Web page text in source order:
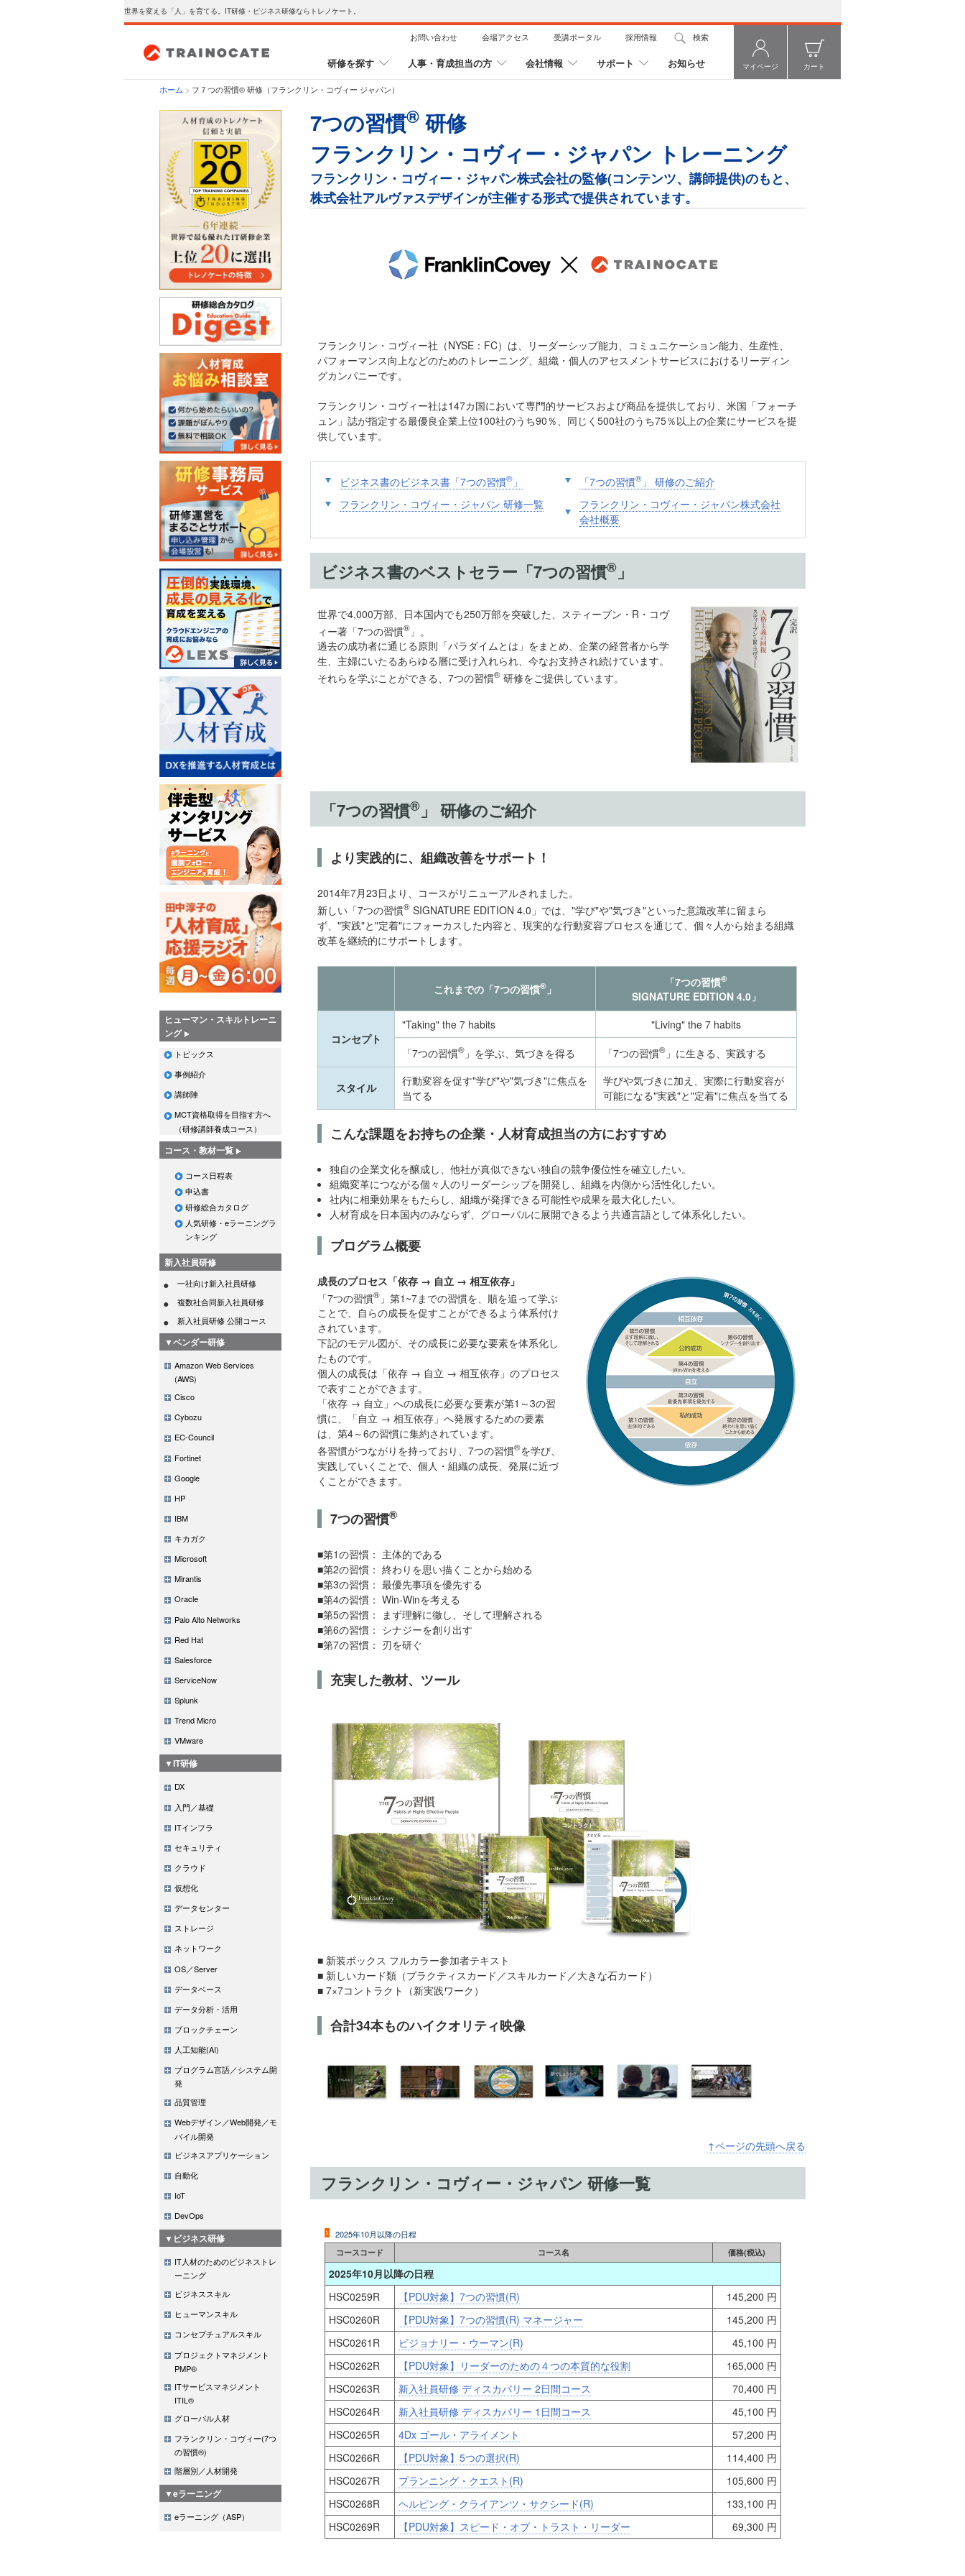
世界を変える「人」を育てる。IT研修・ビジネス研修ならトレノケート。
お問い合わせ 会場アクセス 受講ポータル 採用情報 検索
研修を探す 人事・育成担当の方 会社情報 サポート お知らせ マイページ カート
ホーム > フ７つの習慣® 研修（フランクリン・コヴィー ジャパン）
ヒューマン・スキルトレーニ
ング
トピックス
事例紹介
講師陣
MCT資格取得を目指す方へ
（研修講師養成コース）
コース・教材一覧
コース日程表
申込書
研修総合カタログ
人気研修・eラーニングラ
ンキング
新入社員研修
一社向け新入社員研修
複数社合同新入社員研修
新入社員研修 公開コース
▼ベンダー研修
Amazon Web Services
(AWS)
Cisco
Cybozu
EC-Council
Fortinet
Google
HP
IBM
キカガク
Microsoft
Mirantis
Oracle
Palo Alto Networks
Red Hat
Salesforce
ServiceNow
Splunk
Trend Micro
VMware
▼IT研修
DX
入門／基礎
ITインフラ
セキュリティ
クラウド
仮想化
データセンター
ストレージ
ネットワーク
OS／Server
データベース
データ分析・活用
ブロックチェーン
人工知能(AI)
プログラム言語／システム開
発
品質管理
Webデザイン／Web開発／モ
バイル開発
ビジネスアプリケーション
自動化
IoT
DevOps
▼ビジネス研修
IT人材のためのビジネストレ
ーニング
ビジネススキル
ヒューマンスキル
コンセプチュアルスキル
プロジェクトマネジメント
PMP®
ITサービスマネジメント
ITIL®
グローバル人材
フランクリン・コヴィー(7つ
の習慣®)
階層別／人材開発
▼eラーニング
eラーニング（ASP）
7つの習慣® 研修
フランクリン・コヴィー・ジャパン トレーニング
フランクリン・コヴィー・ジャパン株式会社の監修(コンテンツ、講師提供)のもと、
株式会社アルヴァスデザインが主催する形式で提供されています。
フランクリン・コヴィー社（NYSE：FC）は、リーダーシップ能力、コミュニケーション能力、生産性、
パフォーマンス向上などのためのトレーニング、組織・個人のアセスメントサービスにおけるリーディン
グカンパニーです。
フランクリン・コヴィー社は147カ国において専門的サービスおよび商品を提供しており、米国「フォーチ
ュン」誌が指定する最優良企業上位100社のうち90％、同じく500社のうち75％以上の企業にサービスを提
供しています。
ビジネス書のビジネス書「7つの習慣® 」 「7つの習慣® 」 研修のご紹介
フランクリン・コヴィー・ジャパン 研修一覧
フランクリン・コヴィー・ジャパン株式会社
会社概要
ビジネス書のベストセラー「7つの習慣®」
世界で4,000万部、日本国内でも250万部を突破した、スティーブン・R・コヴ
ィー著「7つの習慣® 」。
過去の成功者に通じる原則「パラダイムとは」をまとめ、企業の経営者から学
生、主婦にいたるあらゆる層に受け入れられ、今なお支持され続けています。
それらを学ぶことができる、7つの習慣® 研修をご提供しています。
「7つの習慣® 」 研修のご紹介
より実践的に、組織改善をサポート！
2014年7月23日より、コースがリニューアルされました。
新しい「7つの習慣® SIGNATURE EDITION 4.0」では、"学び"や"気づき"といった意識改革に留まら
ず、"実践"と"定着"にフォーカスした内容と、現実的な行動変容プロセスを通じて、個々人から始まる組織
改革を継続的にサポートします。
これまでの「7つの習慣® 」 「7つの習慣®
SIGNATURE EDITION 4.0」
コンセプト
"Taking" the 7 habits
"Living" the 7 habits
「7つの習慣® 」を学ぶ、気づきを得る 「7つの習慣® 」に生きる、実践する
スタイル
行動変容を促す"学び"や"気づき"に焦点を
当てる
学びや気づきに加え、実際に行動変容が
可能になる"実践"と"定着"に焦点を当てる
こんな課題をお持ちの企業・人材育成担当の方におすすめ
独自の企業文化を醸成し、他社が真似できない独自の競争優位性を確立したい。
組織変革につながる個々人のリーダーシップを開発し、組織を内側から活性化したい。
社内に相乗効果をもたらし、組織が発揮できる可能性や成果を最大化したい。
人材育成を日本国内のみならず、グローバルに展開できるよう共通言語として体系化したい。
プログラム概要
成長のプロセス「依存 → 自立 → 相互依存」
「7つの習慣® 」第1~7までの習慣を、順を追って学ぶ
ことで、自らの成長を促すことができるよう体系付け
されています。
下記のモデル図が、その成長に必要な要素を体系化し
たものです。
個人の成長は「依存 → 自立 → 相互依存」のプロセス
で表すことができます。
「依存 → 自立」への成長に必要な要素が第1～3の習
慣に、「自立 → 相互依存」へ発展するための要素
は、第4～6の習慣に集約されています。
各習慣がつながりを持っており、7つの習慣®を学び、
実践していくことで、個人・組織の成長、発展に近づ
くことができます。
7つの習慣®
■第1の習慣： 主体的である
■第2の習慣： 終わりを思い描くことから始める
■第3の習慣： 最優先事項を優先する
■第4の習慣： Win-Winを考える
■第5の習慣： まず理解に徹し、そして理解される
■第6の習慣： シナジーを創り出す
■第7の習慣： 刃を研ぐ
充実した教材、ツール
■ 新装ボックス フルカラー参加者テキスト
■ 新しいカード類（プラクティスカード／スキルカード／大きな石カード）
■ 7×7コントラクト（新実践ワーク）
合計34本ものハイクオリティ映像
↑ページの先頭へ戻る
フランクリン・コヴィー・ジャパン 研修一覧
2025年10月以降の日程
コースコード コース名 価格(税込)
2025年10月以降の日程
HSC0259R
【PDU対象】7つの習慣(R)
145,200 円
HSC0260R
【PDU対象】7つの習慣(R) マネージャー
145,200 円
HSC0261R
ビジョナリー・ウーマン(R)
45,100 円
HSC0262R
【PDU対象】リーダーのための４つの本質的な役割
165,000 円
HSC0263R
新入社員研修 ディスカバリー 2日間コース
70,400 円
HSC0264R
新入社員研修 ディスカバリー 1日間コース
45,100 円
HSC0265R
4Dx ゴール・アライメント
57,200 円
HSC0266R
【PDU対象】5つの選択(R)
114,400 円
HSC0267R
プランニング・クエスト(R)
105,600 円
HSC0268R
ヘルピング・クライアンツ・サクシード(R)
133,100 円
HSC0269R
【PDU対象】スピード・オブ・トラスト・リーダー 69,300 円